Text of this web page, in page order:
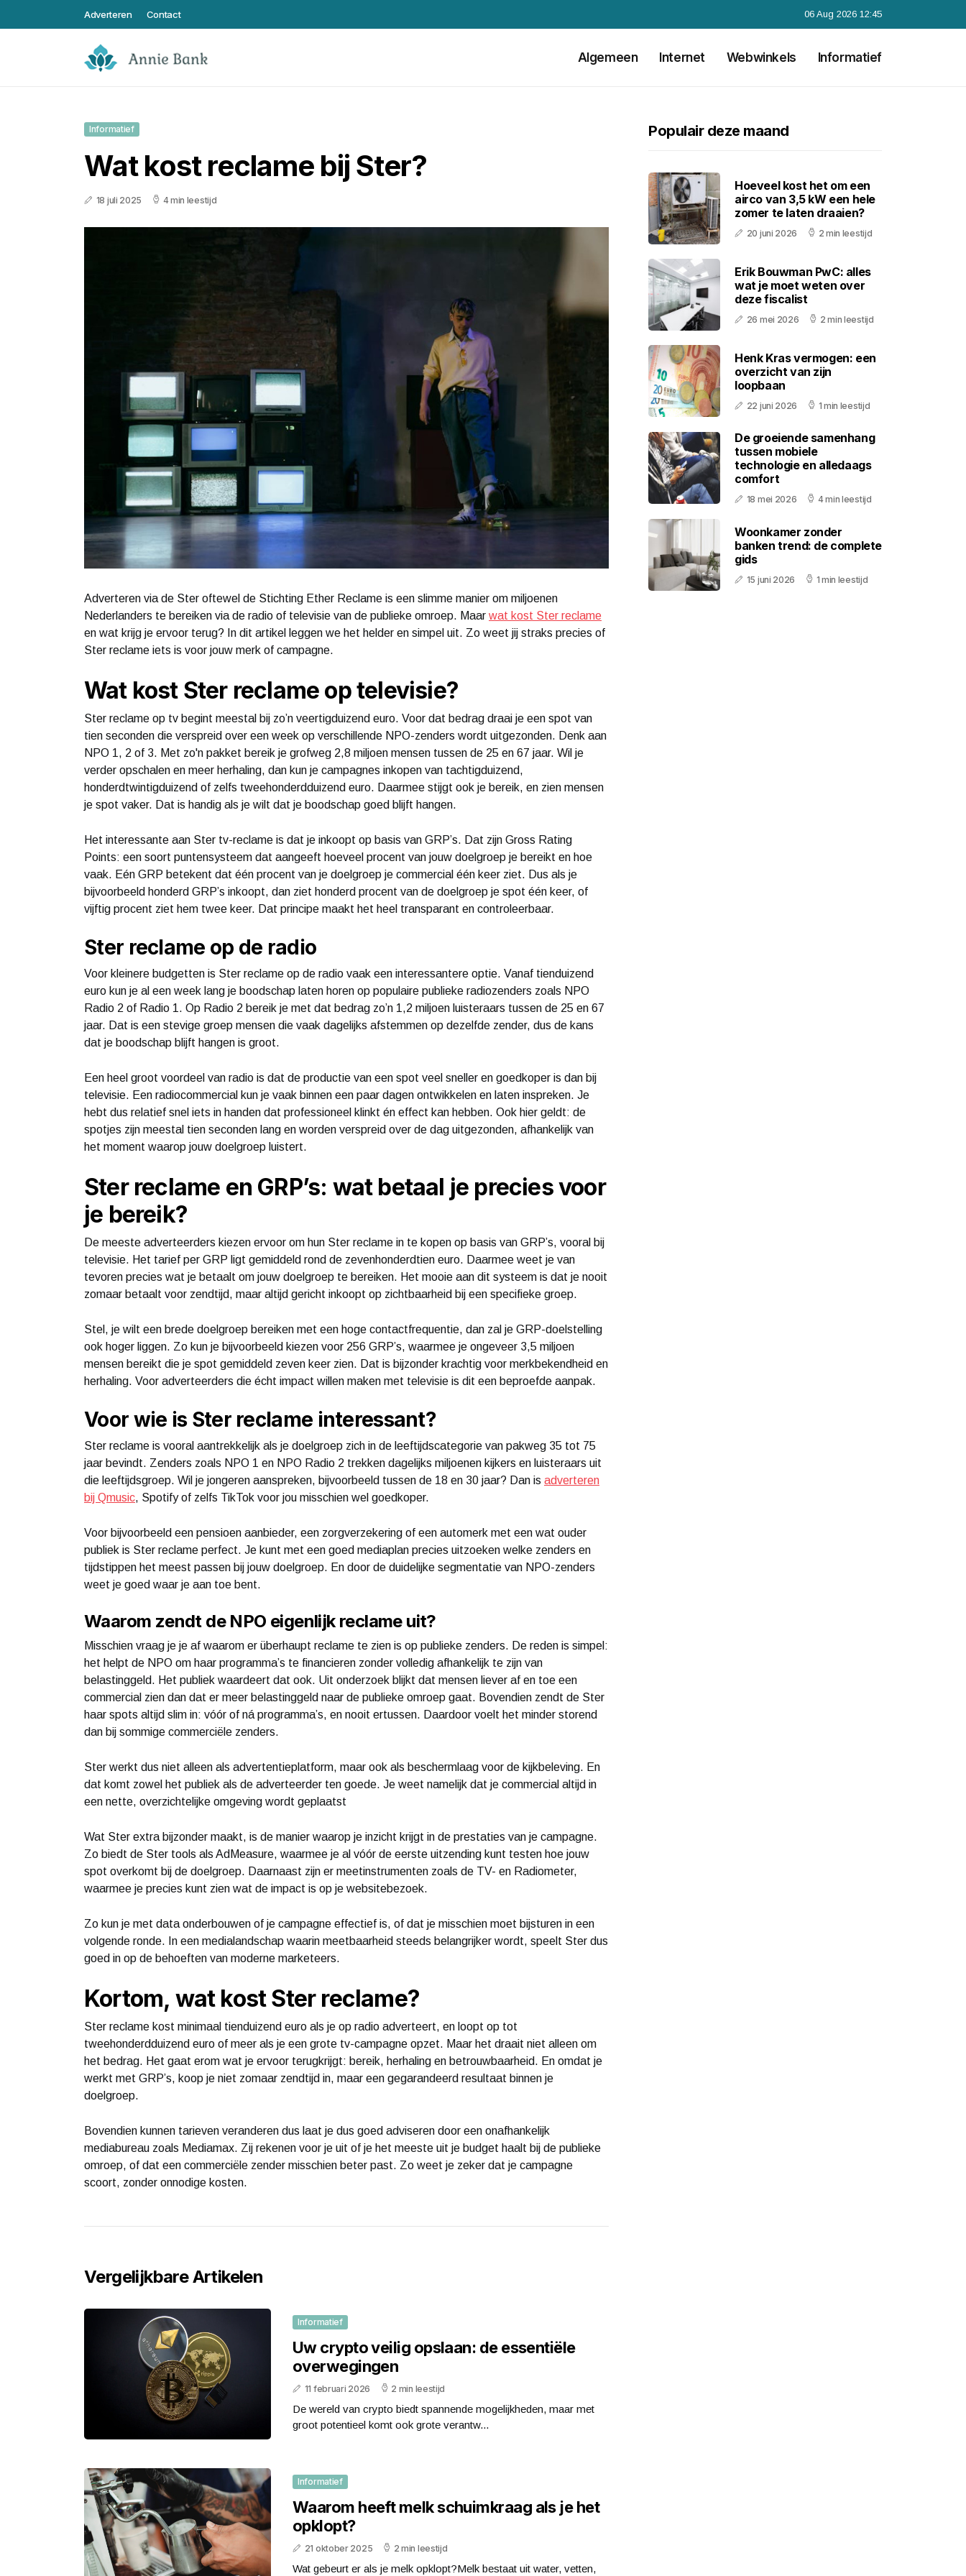
Adverteren Contact 06 Aug 2026 12:45
Algemeen Internet Webwinkels Informatief
Informatief
Wat kost reclame bij Ster?
18 juli 2025 4 min leestijd
Adverteren via de Ster oftewel de Stichting Ether Reclame is een slimme manier om miljoenen
Nederlanders te bereiken via de radio of televisie van de publieke omroep. Maar wat kost Ster reclame
en wat krijg je ervoor terug? In dit artikel leggen we het helder en simpel uit. Zo weet jij straks precies of
Ster reclame iets is voor jouw merk of campagne.
Wat kost Ster reclame op televisie?
Ster reclame op tv begint meestal bij zo’n veertigduizend euro. Voor dat bedrag draai je een spot van
tien seconden die verspreid over een week op verschillende NPO-zenders wordt uitgezonden. Denk aan
NPO 1, 2 of 3. Met zo'n pakket bereik je grofweg 2,8 miljoen mensen tussen de 25 en 67 jaar. Wil je
verder opschalen en meer herhaling, dan kun je campagnes inkopen van tachtigduizend,
honderdtwintigduizend of zelfs tweehonderdduizend euro. Daarmee stijgt ook je bereik, en zien mensen
je spot vaker. Dat is handig als je wilt dat je boodschap goed blijft hangen.
Het interessante aan Ster tv-reclame is dat je inkoopt op basis van GRP’s. Dat zijn Gross Rating
Points: een soort puntensysteem dat aangeeft hoeveel procent van jouw doelgroep je bereikt en hoe
vaak. Eén GRP betekent dat één procent van je doelgroep je commercial één keer ziet. Dus als je
bijvoorbeeld honderd GRP’s inkoopt, dan ziet honderd procent van de doelgroep je spot één keer, of
vijftig procent ziet hem twee keer. Dat principe maakt het heel transparant en controleerbaar.
Ster reclame op de radio
Voor kleinere budgetten is Ster reclame op de radio vaak een interessantere optie. Vanaf tienduizend
euro kun je al een week lang je boodschap laten horen op populaire publieke radiozenders zoals NPO
Radio 2 of Radio 1. Op Radio 2 bereik je met dat bedrag zo’n 1,2 miljoen luisteraars tussen de 25 en 67
jaar. Dat is een stevige groep mensen die vaak dagelijks afstemmen op dezelfde zender, dus de kans
dat je boodschap blijft hangen is groot.
Een heel groot voordeel van radio is dat de productie van een spot veel sneller en goedkoper is dan bij
televisie. Een radiocommercial kun je vaak binnen een paar dagen ontwikkelen en laten inspreken. Je
hebt dus relatief snel iets in handen dat professioneel klinkt én effect kan hebben. Ook hier geldt: de
spotjes zijn meestal tien seconden lang en worden verspreid over de dag uitgezonden, afhankelijk van
het moment waarop jouw doelgroep luistert.
Ster reclame en GRP’s: wat betaal je precies voor
je bereik?
De meeste adverteerders kiezen ervoor om hun Ster reclame in te kopen op basis van GRP’s, vooral bij
televisie. Het tarief per GRP ligt gemiddeld rond de zevenhonderdtien euro. Daarmee weet je van
tevoren precies wat je betaalt om jouw doelgroep te bereiken. Het mooie aan dit systeem is dat je nooit
zomaar betaalt voor zendtijd, maar altijd gericht inkoopt op zichtbaarheid bij een specifieke groep.
Stel, je wilt een brede doelgroep bereiken met een hoge contactfrequentie, dan zal je GRP-doelstelling
ook hoger liggen. Zo kun je bijvoorbeeld kiezen voor 256 GRP’s, waarmee je ongeveer 3,5 miljoen
mensen bereikt die je spot gemiddeld zeven keer zien. Dat is bijzonder krachtig voor merkbekendheid en
herhaling. Voor adverteerders die écht impact willen maken met televisie is dit een beproefde aanpak.
Voor wie is Ster reclame interessant?
Ster reclame is vooral aantrekkelijk als je doelgroep zich in de leeftijdscategorie van pakweg 35 tot 75
jaar bevindt. Zenders zoals NPO 1 en NPO Radio 2 trekken dagelijks miljoenen kijkers en luisteraars uit
die leeftijdsgroep. Wil je jongeren aanspreken, bijvoorbeeld tussen de 18 en 30 jaar? Dan is adverteren
bij Qmusic, Spotify of zelfs TikTok voor jou misschien wel goedkoper.
Voor bijvoorbeeld een pensioen aanbieder, een zorgverzekering of een automerk met een wat ouder
publiek is Ster reclame perfect. Je kunt met een goed mediaplan precies uitzoeken welke zenders en
tijdstippen het meest passen bij jouw doelgroep. En door de duidelijke segmentatie van NPO-zenders
weet je goed waar je aan toe bent.
Waarom zendt de NPO eigenlijk reclame uit?
Misschien vraag je je af waarom er überhaupt reclame te zien is op publieke zenders. De reden is simpel:
het helpt de NPO om haar programma’s te financieren zonder volledig afhankelijk te zijn van
belastinggeld. Het publiek waardeert dat ook. Uit onderzoek blijkt dat mensen liever af en toe een
commercial zien dan dat er meer belastinggeld naar de publieke omroep gaat. Bovendien zendt de Ster
haar spots altijd slim in: vóór of ná programma’s, en nooit ertussen. Daardoor voelt het minder storend
dan bij sommige commerciële zenders.
Ster werkt dus niet alleen als advertentieplatform, maar ook als beschermlaag voor de kijkbeleving. En
dat komt zowel het publiek als de adverteerder ten goede. Je weet namelijk dat je commercial altijd in
een nette, overzichtelijke omgeving wordt geplaatst
Wat Ster extra bijzonder maakt, is de manier waarop je inzicht krijgt in de prestaties van je campagne.
Zo biedt de Ster tools als AdMeasure, waarmee je al vóór de eerste uitzending kunt testen hoe jouw
spot overkomt bij de doelgroep. Daarnaast zijn er meetinstrumenten zoals de TV- en Radiometer,
waarmee je precies kunt zien wat de impact is op je websitebezoek.
Zo kun je met data onderbouwen of je campagne effectief is, of dat je misschien moet bijsturen in een
volgende ronde. In een medialandschap waarin meetbaarheid steeds belangrijker wordt, speelt Ster dus
goed in op de behoeften van moderne marketeers.
Kortom, wat kost Ster reclame?
Ster reclame kost minimaal tienduizend euro als je op radio adverteert, en loopt op tot
tweehonderdduizend euro of meer als je een grote tv-campagne opzet. Maar het draait niet alleen om
het bedrag. Het gaat erom wat je ervoor terugkrijgt: bereik, herhaling en betrouwbaarheid. En omdat je
werkt met GRP’s, koop je niet zomaar zendtijd in, maar een gegarandeerd resultaat binnen je
doelgroep.
Bovendien kunnen tarieven veranderen dus laat je dus goed adviseren door een onafhankelijk
mediabureau zoals Mediamax. Zij rekenen voor je uit of je het meeste uit je budget haalt bij de publieke
omroep, of dat een commerciële zender misschien beter past. Zo weet je zeker dat je campagne
scoort, zonder onnodige kosten.
Vergelijkbare Artikelen
Informatief
Uw crypto veilig opslaan: de essentiële
overwegingen
11 februari 2026 2 min leestijd
De wereld van crypto biedt spannende mogelijkheden, maar met
groot potentieel komt ook grote verantw...
Informatief
Waarom heeft melk schuimkraag als je het
opklopt?
21 oktober 2025 2 min leestijd
Wat gebeurt er als je melk opklopt?Melk bestaat uit water, vetten,
Populair deze maand
Hoeveel kost het om een
airco van 3,5 kW een hele
zomer te laten draaien?
20 juni 2026 2 min leestijd
Erik Bouwman PwC: alles
wat je moet weten over
deze fiscalist
26 mei 2026 2 min leestijd
Henk Kras vermogen: een
overzicht van zijn
loopbaan
22 juni 2026 1 min leestijd
De groeiende samenhang
tussen mobiele
technologie en alledaags
comfort
18 mei 2026 4 min leestijd
Woonkamer zonder
banken trend: de complete
gids
15 juni 2026 1 min leestijd